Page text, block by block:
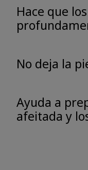
Hace que
No deja la
Ayuda a
afeitada y